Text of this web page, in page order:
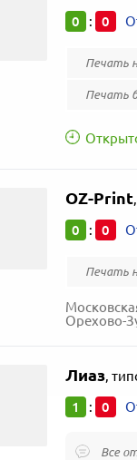
0 : 0
Печать
Печать
OZ-Print,
0 : 0
Печать
Орехово-
Лиаз,
1 : 0
Все